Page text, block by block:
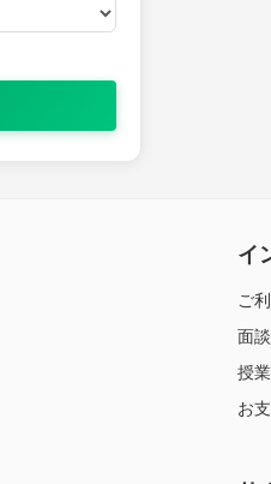
イ
ご
面
授
お